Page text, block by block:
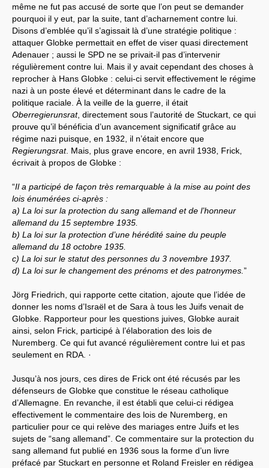
même ne fut pas accusé de sorte que l’on peut se demander
pourquoi il y eut, par la suite, tant d’acharnement contre lui.
Disons d’emblée qu’il s’agissait là d’une stratégie politique :
attaquer Globke permettait en effet de viser quasi directement
Adenauer ; aussi le SPD ne se privait-il pas d’intervenir
régulièrement contre lui. Mais il y avait cependant des choses à
reprocher à Hans Globke : celui-ci servit effectivement le régime
nazi à un poste élevé et déterminant dans le cadre de la
politique raciale. À la veille de la guerre, il était
Oberregierunsrat, directement sous l’autorité de Stuckart, ce qui
prouve qu’il bénéficia d’un avancement significatif grâce au
régime nazi puisque, en 1932, il n’était encore que
Regierungsrat. Mais, plus grave encore, en avril 1938, Frick,
écrivait à propos de Globke :
“Il a participé de façon très remarquable à la mise au point des
lois énumérées ci-après :
a) La loi sur la protection du sang allemand et de l’honneur
allemand du 15 septembre 1935.
b) La loi sur la protection d’une hérédité saine du peuple
allemand du 18 octobre 1935.
c) La loi sur le statut des personnes du 3 novembre 1937.
d) La loi sur le changement des prénoms et des patronymes. ”
Jörg Friedrich, qui rapporte cette citation, ajoute que l’idée de
donner les noms d’Israël et de Sara à tous les Juifs venait de
Globke. Rapporteur pour les questions juives, Globke aurait
ainsi, selon Frick, participé à l’élaboration des lois de
Nuremberg. Ce qui fut avancé régulièrement contre lui et pas
seulement en RDA. ·
Jusqu’à nos jours, ces dires de Frick ont été récusés par les
défenseurs de Globke que constitue le réseau catholique
d’Allemagne. En revanche, il est établi que celui-ci rédigea
effectivement le commentaire des lois de Nuremberg, en
particulier pour ce qui relève des mariages entre Juifs et les
sujets de “sang allemand”. Ce commentaire sur la protection du
sang allemand fut publié en 1936 sous la forme d’un livre
préfacé par Stuckart en personne et Roland Freisler en rédigea